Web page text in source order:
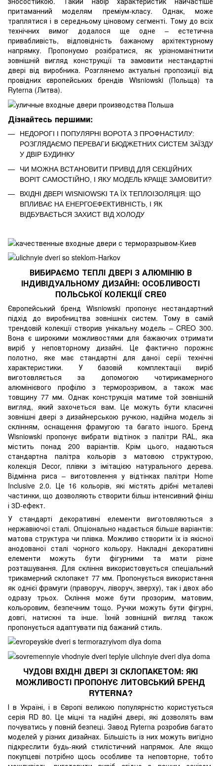
притаманний моделям преміум-класу. Однак, може
траплятися і в середньому ціновому сегменті. Тому до всіх
технічних вимог додалося ще одне – естетична
привабливість, відповідність бажаному архітектурному
напрямку. Пропонуємо розібратися, як урізноманітнити
зовнішній вигляд конструкції та замовити нестандартні
двері від виробника. Розглянемо актуальні пропозиції від
провідних європейських брендів Wisniowski (Польща) та
Ryterna (Литва).
Дізнайтесь першими:
НЕДОРОГІ І ПОПУЛЯРНІ ВОРОТА З ПРОФНАСТИЛУ:
РОЗГЛЯДАЄМО ПЕРЕВАГИ БЮДЖЕТНИХ СИСТЕМ ЗАЇЗДУ
У ДВІР БУДИНКУ
ЧИ МОЖНА ВСТАНОВИТИ ПРИВІД ДЛЯ СЕКЦІЙНИХ
ВОРІТ САМОСТІЙНО, І ЯКУ МОДЕЛЬ КРАЩЕ ЗАМОВИТИ?
ВХІДНІ ДВЕРІ WISNIOWSKI ТА ЇХ ТЕПЛОІЗОЛЯЦІЯ: ЩО
ВПЛИВАЄ НА ЕНЕРГОЕФЕКТИВНІСТЬ, І ЯК
ВІДБУВАЄТЬСЯ ЗАХИСТ ВІД ХОЛОДУ
ВИБИРАЄМО ТЕПЛІ ДВЕРІ З АЛЮМІНІЮ В
ІНДИВІДУАЛЬНОМУ ДИЗАЙНІ: ОСОБЛИВОСТІ
ПОЛЬСЬКОЇ КОЛЕКЦІЇ CRE0
Європейський бренд Wisniowski пропонує нестандартний
підхід до виробництва зовнішніх систем. Тому в самій
трендовій колекції створив унікальну модель – CREO 300.
Вона є широкими можливостями для бажаючих отримати
виріб у неповторному дизайні. Це фактично порожнє
полотно, яке має стандартні для даної серії технічні
характеристики. У базовій комплектації виріб
виготовляється за допомогою чотирикамерного
алюмінієвого профілю з терморозривом, а також має
товщину 77 мм. Однак конструкція матиме той зовнішній
вигляд, який захочеться вам. Це можуть бути класичні
зовнішні двері з дизайнерською ручкою, надійна модель зі
склінням, оснащення фрамугою та багато іншого. Бренд
Wisniowski пропонує вибрати відтінок з палітри RAL, яка
містить понад 200 варіантів. Крім цього, надаються
стандартна палітра кольорів з матовою структурою,
колекція Decor, плівки з імітацією натурального дерева.
Відмінна риса – виготовлення у відтінках палітри Home
Inclusive 2.0. Це 16 кольорів, які містять дрібні металеві
частинки, що дозволяють створити більш інтенсивний фініш
і 3D-ефект.
У стандарті декоративні елементи виготовляються з
нержавіючої сталі. Опціонально надається більше варіантів:
матова структура чи плівка. Можливо створити їх із якісної
анодованої сталі чорного кольору. Накладні декоративні
елементи можуть бути фігурними та мати різне
розташування. Для скління використовується спеціальний
трикамерний склопакет 77 мм. Пропонується використання
як однієї фрамуги (праворуч, ліворуч, зверху), так і двох або
одразу трьох. Скління може бути прозорим, матовим,
кольоровим, безпечним тощо. Ручки можуть бути фігурні,
довгі, натискні та інше. Їхній зовнішній вигляд також
пропонується адаптувати під бажаний стиль.
ЧУДОВІ ВХІДНІ ДВЕРІ ЗІ СКЛОПАКЕТОМ: ЯКІ
МОЖЛИВОСТІ ПРОПОНУЄ ЛИТОВСЬКИЙ БРЕНД
RYTERNA?
І в Україні, і в Європі великою популярністю користується
серія RD 80. Це міцні та надійні двері, які дозволять вам
почуватись у повній безпеці. Завод Ryterna розробив багато
моделей у різних дизайнах. Більшість із них можуть вигідно
підкреслити будь-який стилістичний напрямок. Але якщо
покупцеві потрібно щось особливе та неповторне, тобто